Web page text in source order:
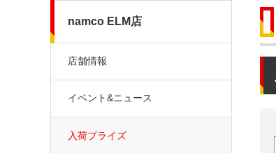
namco ELM店
店舗情報
イベント&ニュース
入荷プライズ